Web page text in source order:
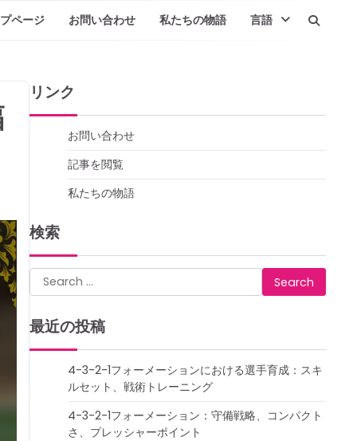
ページ お問い合わせ 私たちの物語 言語
リンク
お問い合わせ
記事を閲覧
私たちの物語
検索
Search
for:
最近の投稿
4-3-2-1フォーメーションにおける選手育成：スキ
ルセット、戦術トレーニング
4-3-2-1フォーメーション：守備戦略、コンパクト
さ、プレッシャーポイント